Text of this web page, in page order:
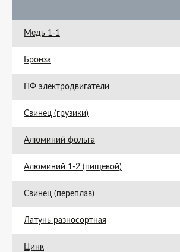
Медь 1-1
Бронза
ПФ электродвигатели
Свинец (грузики)
Алюминий фольга
Алюминий 1-2 (пищевой)
Свинец (переплав)
Латунь разносортная
Цинк